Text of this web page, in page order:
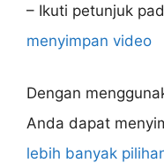
– Ikuti petunjuk
menyimpan video
Dengan
Anda dapat
lebih banyak